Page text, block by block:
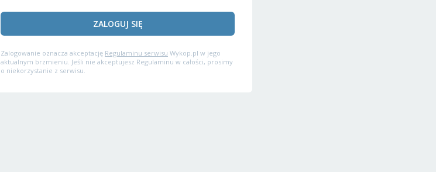
ZALOGUJ SIĘ
Zalogowanie oznacza akceptację Regulaminu serwisu Wykop.pl w jego
aktualnym brzmieniu. Jeśli nie akceptujesz Regulaminu w całości, prosimy
o niekorzystanie z serwisu.